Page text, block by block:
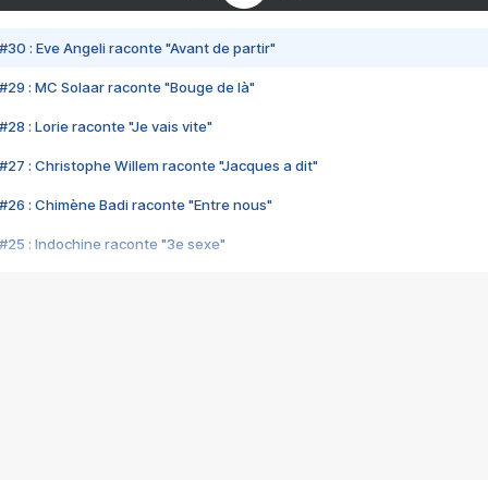
#30 : Eve Angeli raconte "Avant de partir"
#29 : MC Solaar raconte "Bouge de là"
#28 : Lorie raconte "Je vais vite"
#27 : Christophe Willem raconte "Jacques a dit"
#26 : Chimène Badi raconte "Entre nous"
#25 : Indochine raconte "3e sexe"